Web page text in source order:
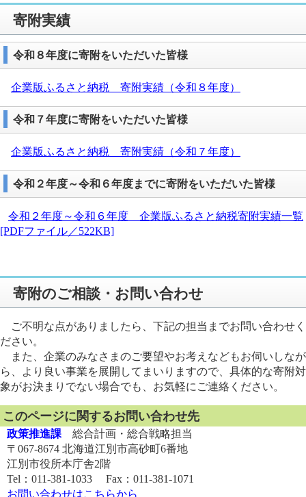
寄附実績
令和８年度に寄附をいただいた皆様
企業版ふるさと納税 寄附実績（令和８年度）
令和７年度に寄附をいただいた皆様
企業版ふるさと納税 寄附実績（令和７年度）
令和２年度～令和６年度までに寄附をいただいた皆様
令和２年度～令和６年度 企業版ふるさと納税寄附実績一覧
[PDFファイル／522KB]
寄附のご相談・お問い合わせ
ご不明な点がありましたら、下記の担当までお問い合わせく
ださい。
また、企業のみなさまのご要望やお考えなどもお伺いしなが
ら、より良い事業を展開してまいりますので、具体的な寄附対
象がお決まりでない場合でも、お気軽にご連絡ください。
このページに関するお問い合わせ先
政策推進課 総合計画・総合戦略担当
〒067-8674 北海道江別市高砂町6番地
江別市役所本庁舎2階
Tel：011-381-1033 Fax：011-381-1071
お問い合わせはこちらから